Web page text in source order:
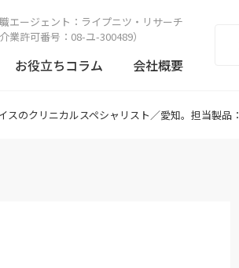
エージェント： ライプニツ・リサーチ
業許可番号：08-ユ-300489）
お役立ちコラム 会社概要
スのクリニカルスペシャリスト／愛知。担当製品